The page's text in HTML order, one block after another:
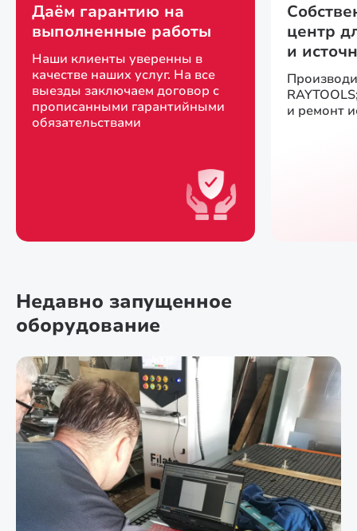
Даём гарантию на
выполненные работы
Наши клиенты уверенны в
качестве наших услуг. На все
выезды заключаем договор с
прописанными гарантийными
обязательствами
центр
и
и ремонт
Недавно запущенное
оборудование